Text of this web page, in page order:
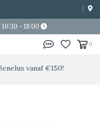
- 18:00
0
vanaf €150!